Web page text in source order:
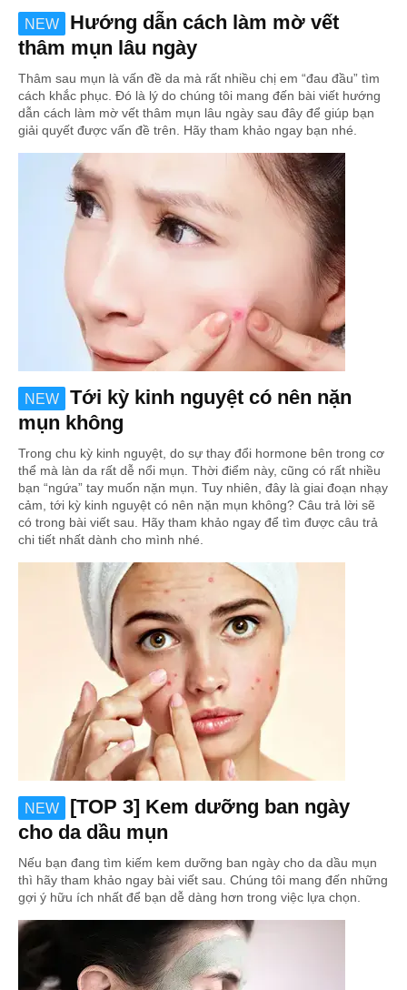
NEW
Hướng dẫn cách làm mờ vết
thâm mụn lâu ngày
Thâm sau mụn là vấn đề da mà rất nhiều chị em “đau đầu” tìm
cách khắc phục. Đó là lý do chúng tôi mang đến bài viết hướng
dẫn cách làm mờ vết thâm mụn lâu ngày sau đây để giúp bạn
giải quyết được vấn đề trên. Hãy tham khảo ngay bạn nhé.
NEW
Tới kỳ kinh nguyệt có nên nặn
mụn không
Trong chu kỳ kinh nguyệt, do sự thay đổi hormone bên trong cơ
thể mà làn da rất dễ nổi mụn. Thời điểm này, cũng có rất nhiều
bạn “ngứa” tay muốn nặn mụn. Tuy nhiên, đây là giai đoạn nhạy
cảm, tới kỳ kinh nguyệt có nên nặn mụn không? Câu trả lời sẽ
có trong bài viết sau. Hãy tham khảo ngay để tìm được câu trả
chi tiết nhất dành cho mình nhé.
NEW
[TOP 3] Kem dưỡng ban ngày
cho da dầu mụn
Nếu bạn đang tìm kiếm kem dưỡng ban ngày cho da dầu mụn
thì hãy tham khảo ngay bài viết sau. Chúng tôi mang đến những
gợi ý hữu ích nhất để bạn dễ dàng hơn trong việc lựa chọn.